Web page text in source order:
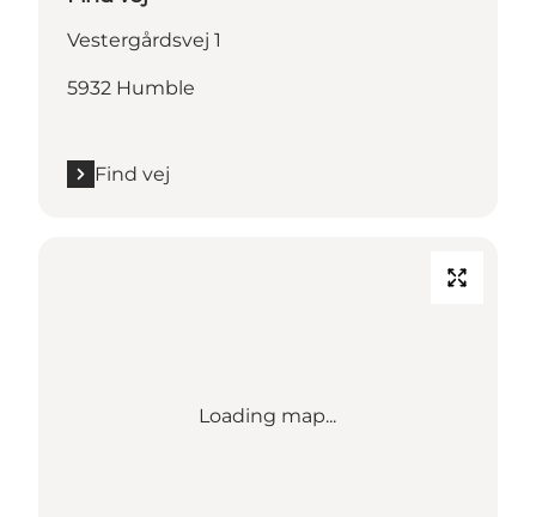
Vestergårdsvej 1
5932 Humble
Find vej
Loading map...